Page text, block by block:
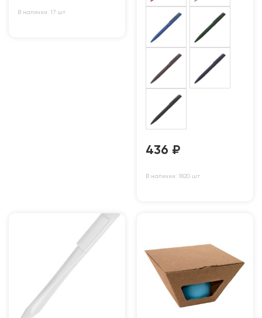
В наличии: 17 шт
436 ₽
В наличии: 1820 шт